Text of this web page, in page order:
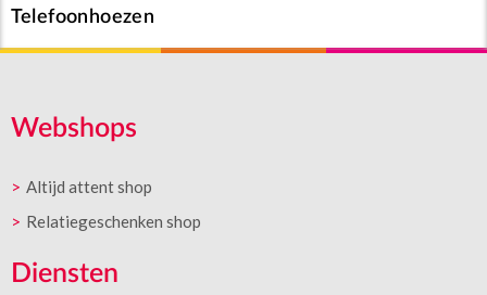
Telefoonhoezen
Webshops
Altijd attent shop
Relatiegeschenken shop
Diensten